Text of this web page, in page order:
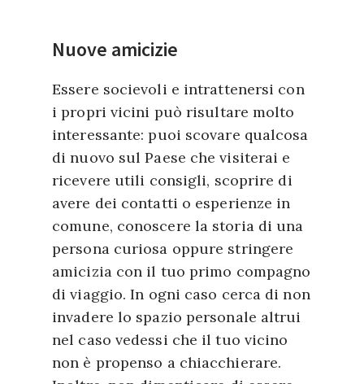
Nuove amicizie
Essere socievoli e intrattenersi con
i propri vicini può risultare molto
interessante: puoi scovare qualcosa
di nuovo sul Paese che visiterai e
ricevere utili consigli, scoprire di
avere dei contatti o esperienze in
comune, conoscere la storia di una
persona curiosa oppure stringere
amicizia con il tuo primo compagno
di viaggio. In ogni caso cerca di non
invadere lo spazio personale altrui
nel caso vedessi che il tuo vicino
non è propenso a chiacchierare.